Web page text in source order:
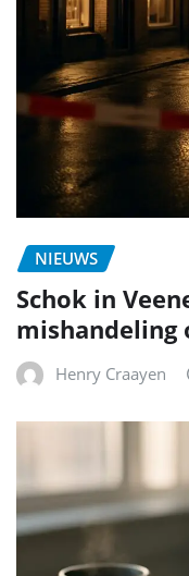
NIEUWS
Schok in
mishandeling
Henry Craayen